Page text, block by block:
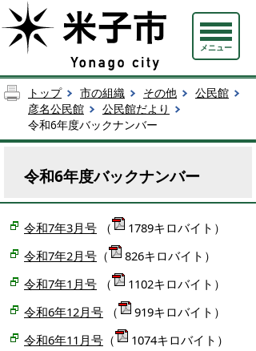
メニュー
トップ 市の組織 その他
公民館
彦名公民館
公民館だより
令和6年度バックナンバー
令和6年度バックナンバー
令和7年3月号 （
1789キロバイト）
令和7年2月号 （
826キロバイト）
令和7年1月号 （
1102キロバイト）
令和6年12月号 （
919キロバイト）
令和6年11月号 （
1074キロバイト）